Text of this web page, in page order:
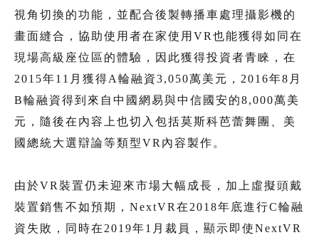
視角切換的功能，並配合後製轉播車處理攝影機的
畫面縫合，協助使用者在家使用VR也能獲得如同在
現場高級座位區的體驗，因此獲得投資者青睞，在
2015年11月獲得A輪融資3,050萬美元，2016年8月
B輪融資得到來自中國網易與中信國安的8,000萬美
元，隨後在內容上也切入包括莫斯科芭蕾舞團、美
國總統大選辯論等類型VR內容製作。
由於VR裝置仍未迎來市場大幅成長，加上虛擬頭戴
裝置銷售不如預期，NextVR在2018年底進行C輪融
資失敗，同時在2019年1月裁員，顯示即使NextVR